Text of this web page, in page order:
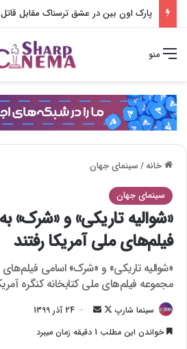
پارک اون بین در عشق ترسناک مقابل
منو
خانه/سینمای جهان
سینمای جهان
«شوالیه تاریکی» و «شرک»
فیلم‌های ملی آمریکا رفتند
«شوالیه تاریکی» و «شرک» اسامی
مجموعه فیلم‌های ملی کتابخانه کنگره
سینما شارپ
F
24 آذر 1399
خواندن این مطلب 1 دقیقه زمان میبرد